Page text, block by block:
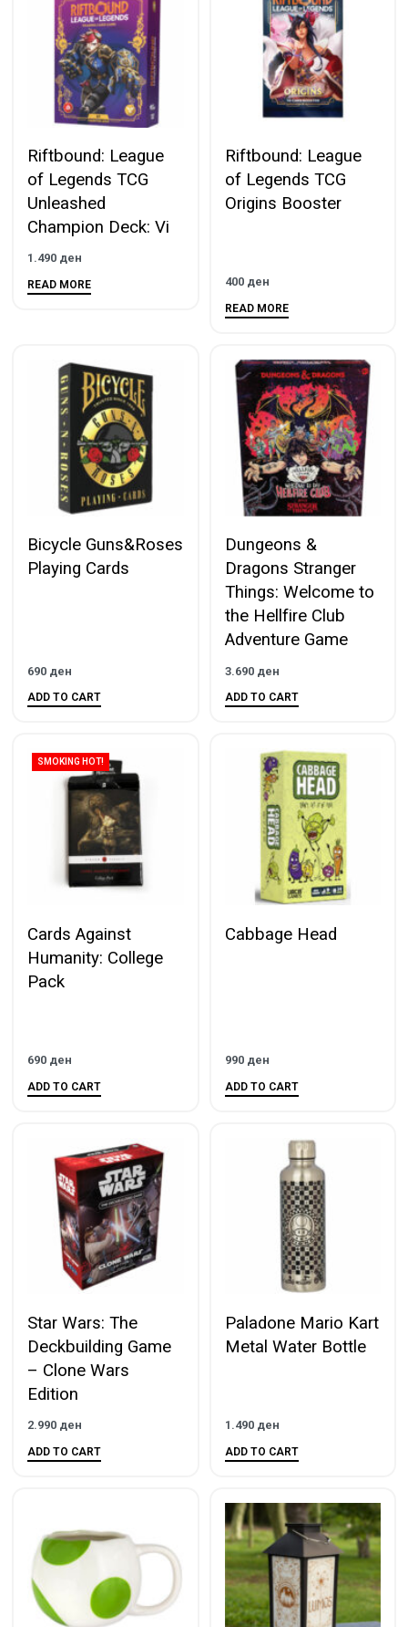
Riftbound: League
of Legends TCG
Unleashed
Champion Deck: Vi
1.490 ден
READ MORE
Riftbound: League
of Legends TCG
Origins Booster
400 ден
READ MORE
Bicycle Guns&Roses
Playing Cards
690 ден
ADD TO CART
Dungeons &
Dragons Stranger
Things: Welcome to
the Hellfire Club
Adventure Game
3.690 ден
ADD TO CART
SMOKING HOT!
Cards Against
Humanity: College
Pack
690 ден
ADD TO CART
Cabbage Head
990 ден
ADD TO CART
Star Wars: The
Deckbuilding Game
– Clone Wars
Edition
2.990 ден
ADD TO CART
Paladone Mario Kart
Metal Water Bottle
1.490 ден
ADD TO CART